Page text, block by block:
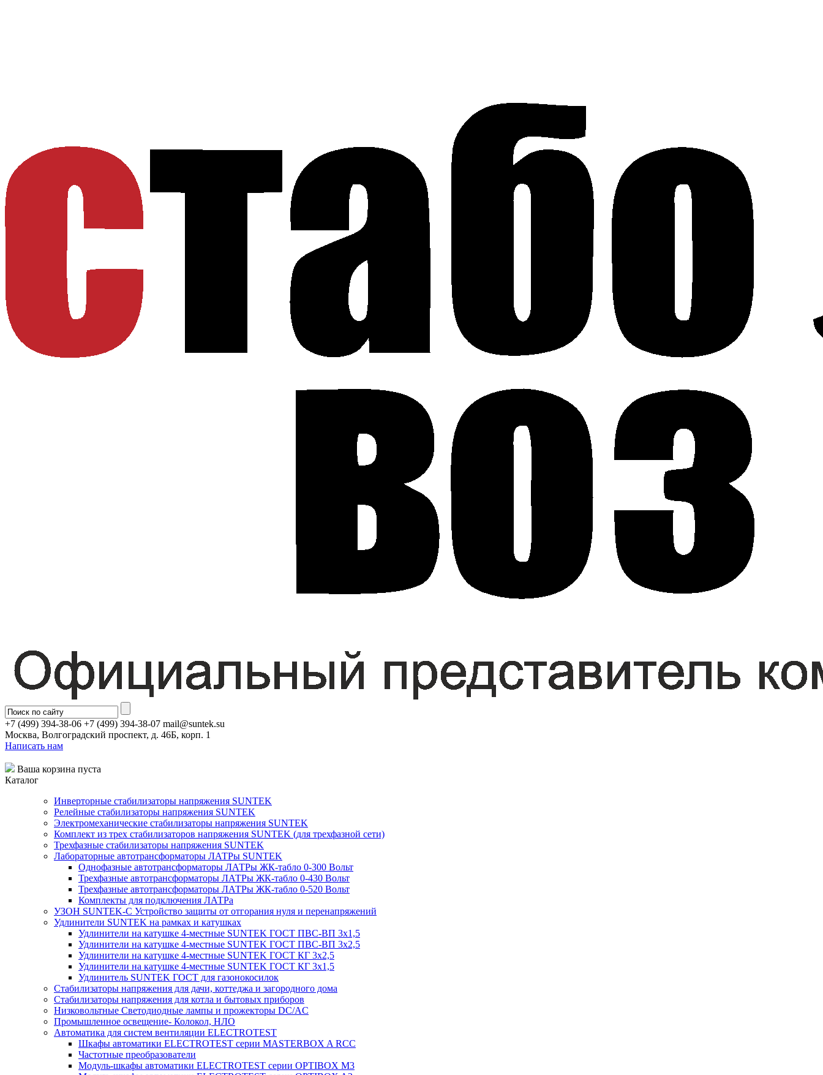
+7 (499) 394-38-06 +7 (499) 394-38-07 mail@suntek.su
Москва, Волгоградский проспект, д. 46Б, корп. 1
Написать нам
Ваша корзина пуста
Каталог
Инверторные стабилизаторы напряжения SUNTEK
Релейные стабилизаторы напряжения SUNTEK
Электромеханические стабилизаторы напряжения SUNTEK
Комплект из трех стабилизаторов напряжения SUNTEK (для трехфазной сети)
Трехфазные стабилизаторы напряжения SUNTEK
Лабораторные автотрансформаторы ЛАТРы SUNTEK
Однофазные автотрансформаторы ЛАТРы ЖК-табло 0-300 Вольт
Трехфазные автотрансформаторы ЛАТРы ЖК-табло 0-430 Вольт
Трехфазные автотрансформаторы ЛАТРы ЖК-табло 0-520 Вольт
Комплекты для подключения ЛАТРа
УЗОН SUNTEK-C Устройство защиты от отгорания нуля и перенапряжений
Удлинители SUNTEK на рамках и катушках
Удлинители на катушке 4-местные SUNTEK ГОСТ ПВС-ВП 3х1,5
Удлинители на катушке 4-местные SUNTEK ГОСТ ПВС-ВП 3х2,5
Удлинители на катушке 4-местные SUNTEK ГОСТ КГ 3х2,5
Удлинители на катушке 4-местные SUNTEK ГОСТ КГ 3х1,5
Удлинитель SUNTEK ГОСТ для газонокосилок
Стабилизаторы напряжения для дачи, коттеджа и загородного дома
Стабилизаторы напряжения для котла и бытовых приборов
Низковольтные Светодиодные лампы и прожекторы DC/AC
Промышленное освещение- Колокол, НЛО
Автоматика для систем вентиляции ELECTROTEST
Шкафы автоматики ELECTROTEST серии MASTERBOX A RCC
Частотные преобразователи
Модуль-шкафы автоматики ELECTROTEST серии OPTIBOX M3